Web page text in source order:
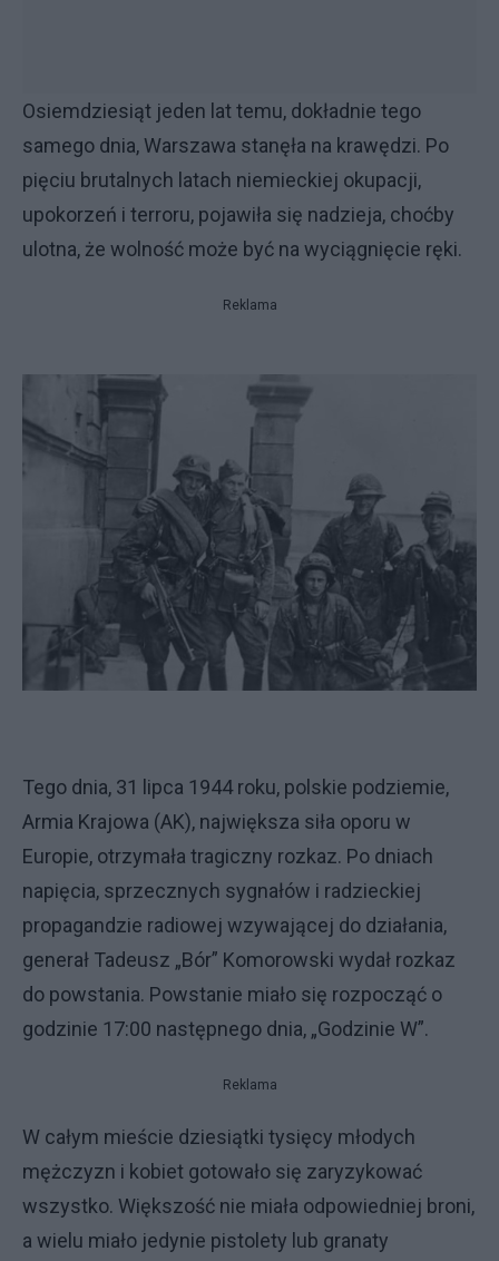
Osiemdziesiąt jeden lat temu, dokładnie tego
samego dnia, Warszawa stanęła na krawędzi. Po
pięciu brutalnych latach niemieckiej okupacji,
upokorzeń i terroru, pojawiła się nadzieja, choćby
ulotna, że wolność może być na wyciągnięcie ręki.
Reklama
Tego dnia, 31 lipca 1944 roku, polskie podziemie,
Armia Krajowa (AK), największa siła oporu w
Europie, otrzymała tragiczny rozkaz. Po dniach
napięcia, sprzecznych sygnałów i radzieckiej
propagandzie radiowej wzywającej do działania,
generał Tadeusz „Bór” Komorowski wydał rozkaz
do powstania. Powstanie miało się rozpocząć o
godzinie 17:00 następnego dnia, „Godzinie W”.
Reklama
W całym mieście dziesiątki tysięcy młodych
mężczyzn i kobiet gotowało się zaryzykować
wszystko. Większość nie miała odpowiedniej broni,
a wielu miało jedynie pistolety lub granaty